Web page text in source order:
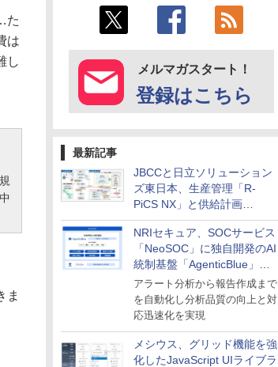
メルマガスタート！
登録はこちら
最新記事
JBCCと日立ソリューション
ズ東日本、生産管理「R-
PiCS NX」と供給計画
「scSQUARE ISP」の連携サ
ービスを提供開始
NRIセキュア、SOCサービス
「NeoSOC」に独自開発のAI
統制基盤「AgenticBlue」を
導入
アラート分析から報告作成まで
を自動化し分析品質の向上と対
応迅速化を実現
メシウス、グリッド機能を強
化したJavaScript UIライブラ
た
は
し
ま